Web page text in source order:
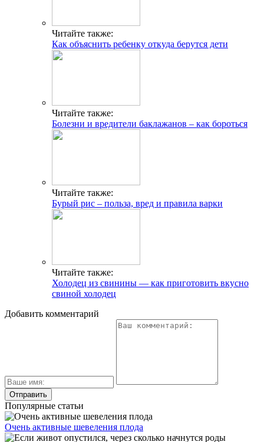
Читайте также:
Как объяснить ребенку откуда берутся дети
Читайте также:
Болезни и вредители баклажанов – как бороться
Читайте также:
Бурый рис – польза, вред и правила варки
Читайте также:
Холодец из свинины — как приготовить вкусно
свиной холодец
Добавить комментарий
Популярные статьи
Очень активные шевеления плода